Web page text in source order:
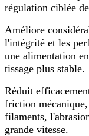
régulation ciblée
Améliore
l'intégrité et les
une alimentation
tissage plus stable.
Réduit
friction
filaments,
grande vitesse.